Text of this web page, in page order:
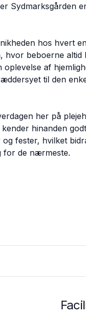
Sydmarksgården
hos hvert
hvor beboerne altid
af
til den
her på
hinanden
fester, hvilket
for de nærmeste.